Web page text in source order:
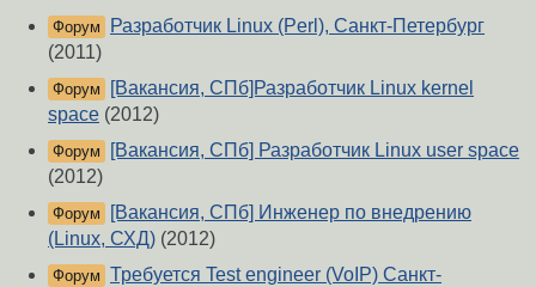
Форум
Разработчик Linux (Perl), Санкт-Петербург
(2011)
Форум
[Вакансия, СПб]Разработчик Linux kernel
space (2012)
Форум
[Вакансия, СПб] Разработчик Linux user space
(2012)
Форум
[Вакансия, СПб] Инженер по внедрению
(Linux, СХД) (2012)
Форум Требуется Test engineer (VoIP) Санкт-